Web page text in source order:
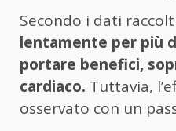
Secondo i dati
lentamente per più
portare benefici,
cardiaco. Tuttavia,
osservato con un